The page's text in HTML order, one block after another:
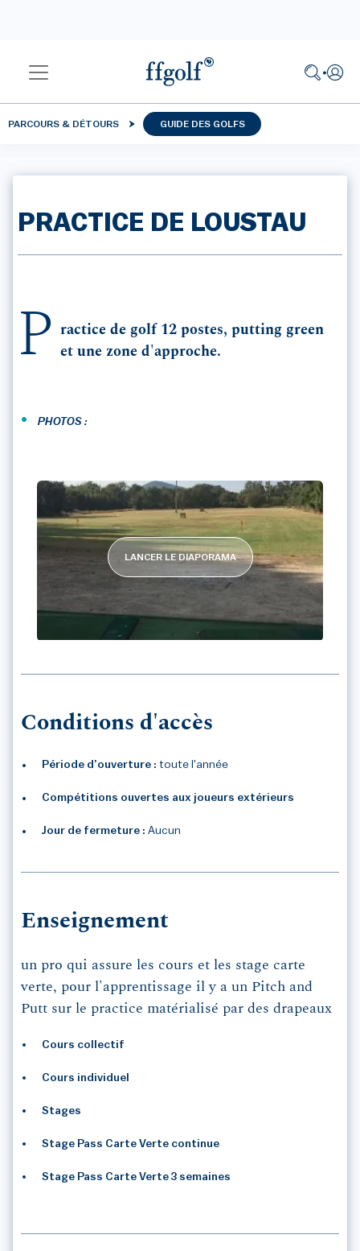
PARCOURS & DÉTOURS GUIDE DES GOLFS
PRACTICE DE LOUSTAU
P
ractice de golf 12 postes, putting green
et une zone d'approche.
• PHOTOS :
LANCER LE DIAPORAMA
Conditions d'accès
Période d’ouverture : toute l'année
Compétitions ouvertes aux joueurs extérieurs
Jour de fermeture : Aucun
Enseignement
un pro qui assure les cours et les stage carte
verte, pour l'apprentissage il y a un Pitch and
Putt sur le practice matérialisé par des drapeaux
Cours collectif
Cours individuel
Stages
Stage Pass Carte Verte continue
Stage Pass Carte Verte 3 semaines